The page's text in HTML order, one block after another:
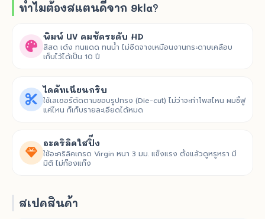
ทำไมต้องสแตนดี้จาก 9kla?
พิมพ์ UV คมชัดระดับ HD
สีสด เด้ง ทนแดด ทนน้ำ ไม่ซีดจางเหมือนงานกระดาษเคลือบ
เก็บไว้ได้เป็น 10 ปี
ไดคัทเนียนกริบ
ใช้เลเซอร์ตัดตามขอบรูปทรง (Die-cut) ไม่ว่าจะท่าโพสไหน ผมชี้ฟู
แค่ไหน ก็เก็บรายละเอียดได้หมด
อะคริลิคใสปิ๊ง
ใช้อะคริลิคเกรด Virgin หนา 3 มม. แข็งแรง ตั้งแล้วดูหรูหรา มี
มิติ ไม่ก๊องแก๊ง
สเปคสินค้า